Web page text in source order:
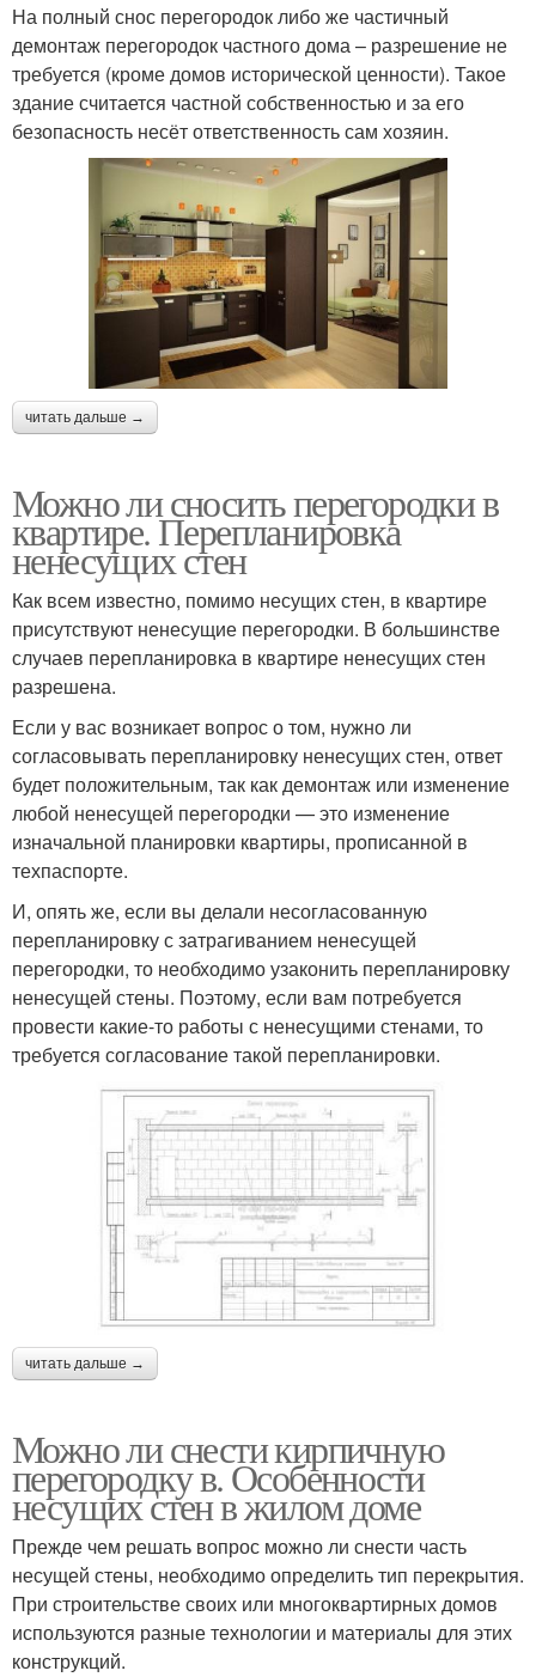
На полный снос перегородок либо же частичный
демонтаж перегородок частного дома – разрешение не
требуется (кроме домов исторической ценности). Такое
здание считается частной собственностью и за его
безопасность несёт ответственность сам хозяин.
читать дальше →
Можно ли сносить перегородки в
квартире. Перепланировка
ненесущих стен
Как всем известно, помимо несущих стен, в квартире
присутствуют ненесущие перегородки. В большинстве
случаев перепланировка в квартире ненесущих стен
разрешена.
Если у вас возникает вопрос о том, нужно ли
согласовывать перепланировку ненесущих стен, ответ
будет положительным, так как демонтаж или изменение
любой ненесущей перегородки — это изменение
изначальной планировки квартиры, прописанной в
техпаспорте.
И, опять же, если вы делали несогласованную
перепланировку с затрагиванием ненесущей
перегородки, то необходимо узаконить перепланировку
ненесущей стены. Поэтому, если вам потребуется
провести какие-то работы с ненесущими стенами, то
требуется согласование такой перепланировки.
читать дальше →
Можно ли снести кирпичную
перегородку в. Особенности
несущих стен в жилом доме
Прежде чем решать вопрос можно ли снести часть
несущей стены, необходимо определить тип перекрытия.
При строительстве своих или многоквартирных домов
используются разные технологии и материалы для этих
конструкций.